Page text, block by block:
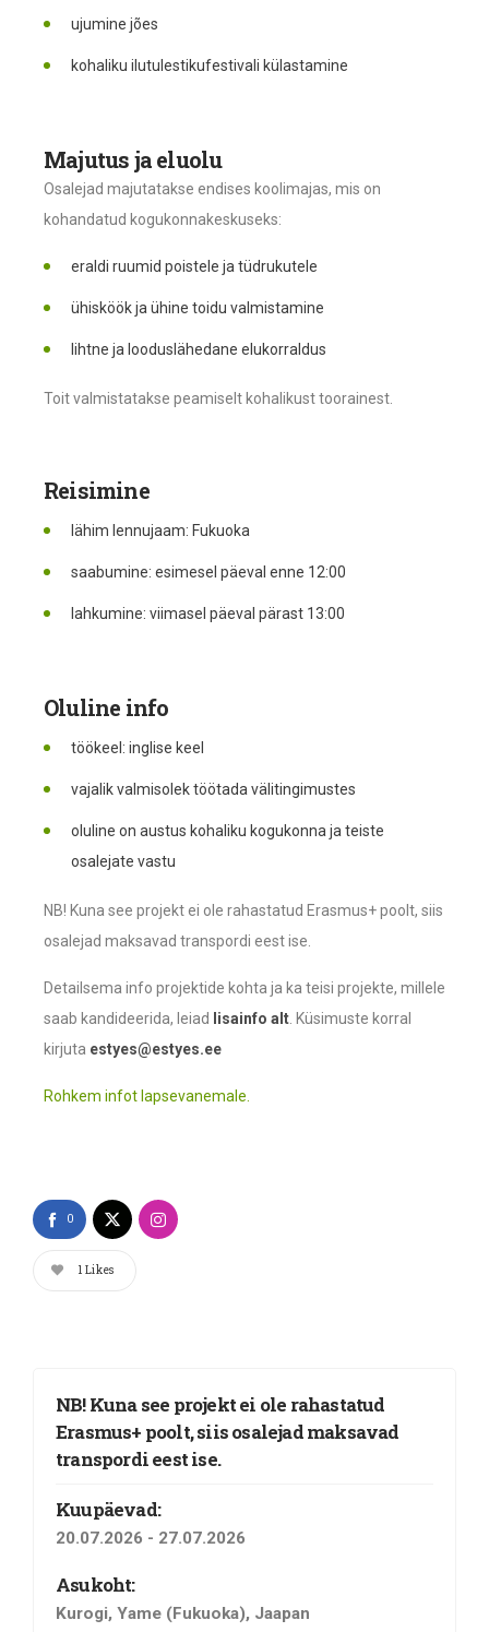
ujumine jões
kohaliku ilutulestikufestivali külastamine
Majutus ja eluolu
Osalejad majutatakse endises koolimajas, mis on
kohandatud kogukonnakeskuseks:
eraldi ruumid poistele ja tüdrukutele
ühisköök ja ühine toidu valmistamine
lihtne ja looduslähedane elukorraldus
Toit valmistatakse peamiselt kohalikust toorainest.
Reisimine
lähim lennujaam: Fukuoka
saabumine: esimesel päeval enne 12:00
lahkumine: viimasel päeval pärast 13:00
Oluline info
töökeel: inglise keel
vajalik valmisolek töötada välitingimustes
oluline on austus kohaliku kogukonna ja teiste
osalejate vastu
NB! Kuna see projekt ei ole rahastatud Erasmus+ poolt, siis
osalejad maksavad transpordi eest ise.
Detailsema info projektide kohta ja ka teisi projekte, millele
saab kandideerida, leiad lisainfo alt . Küsimuste korral
kirjuta estyes@estyes.ee
Rohkem infot lapsevanemale.
0
1 Likes
NB! Kuna see projekt ei ole rahastatud
Erasmus+ poolt, siis osalejad maksavad
transpordi eest ise.
Kuupäevad:
20.07.2026 - 27.07.2026
Asukoht:
Kurogi, Yame (Fukuoka), Jaapan